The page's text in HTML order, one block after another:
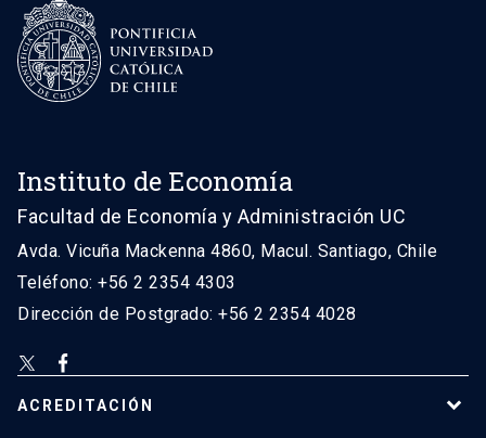
Instituto de Economía
Facultad de Economía y Administración UC
Avda. Vicuña Mackenna 4860, Macul. Santiago, Chile
Teléfono: +56 2 2354 4303
Dirección de Postgrado: +56 2 2354 4028
ACREDITACIÓN